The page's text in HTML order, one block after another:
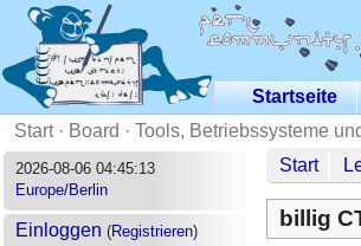
Startseite
Start· Board · Tools, Betriebssysteme
2026-08-06 04:45:13
Europe/Berlin
Einloggen (Registrieren)
Start
billig